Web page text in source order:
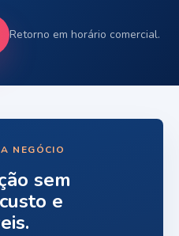
Retorno em horário comercial.
NEGÓCIO
sem
e